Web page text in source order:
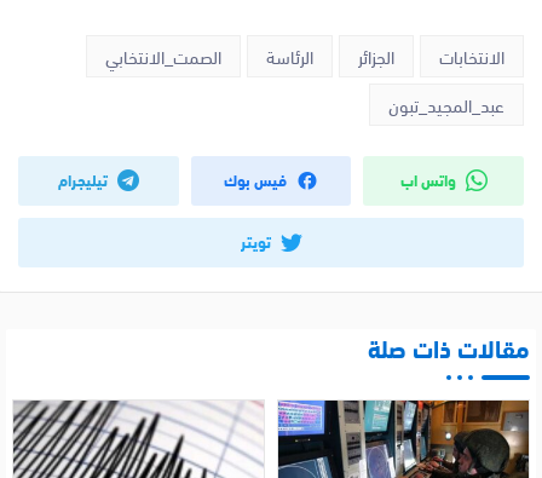
الانتخابات الجزائر الرئاسة
الصمت_الانتخابي
عبد_المجيد_تبون
واتس اب فيس بوك تيليجرام
تويتر
مقالات ذات صلة